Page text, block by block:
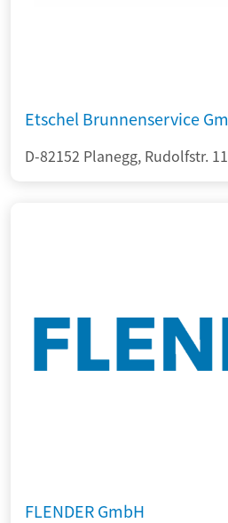
Etschel Brunnenservice
D-82152 Planegg, Rudolfstr.
FLENDER GmbH